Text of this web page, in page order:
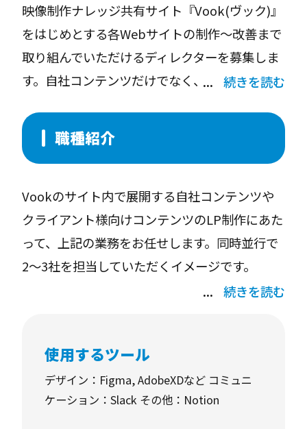
映像制作ナレッジ共有サイト『Vook(ヴック)』
をはじめとする各Webサイトの制作〜改善まで
取り組んでいただけるディレクターを募集しま
す。自社コンテンツだけでなく、日本を代表す
どのタイアップ企画なども実施しており、規模
感の大きい仕事に携われる面白さがあります。
続きを読む
職種紹介
Vookのサイト内で展開する自社コンテンツや
クライアント様向けコンテンツのLP制作にあた
って、上記の業務をお任せします。同時並行で
2〜3社を担当していただくイメージです。
■ワイヤーフレーム作成
■Webサービスの要件定義
■デザインイメージのヒアリング・デザイン指
続きを読む
使用するツール
デザイン：Figma, AdobeXDなど コミュニ
ケーション：Slack その他：Notion